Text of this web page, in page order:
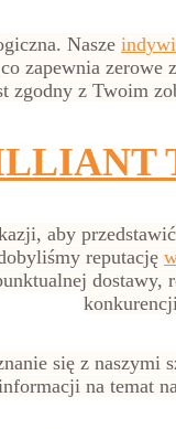
Nasze
zapewnia zerowe
z Twoim
aby
reputację
dostawy,
się z
na temat